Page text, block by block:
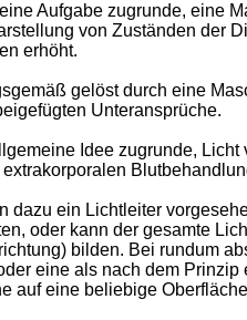
Aufgabe zugrunde, eine
von Zuständen der
erhöht.
gelöst durch eine
Unteransprüche.
Idee zugrunde,
dazu ein Lichtleiter
oder kann der gesamte
bilden. Bei rundum
eine als nach dem
auf eine beliebige